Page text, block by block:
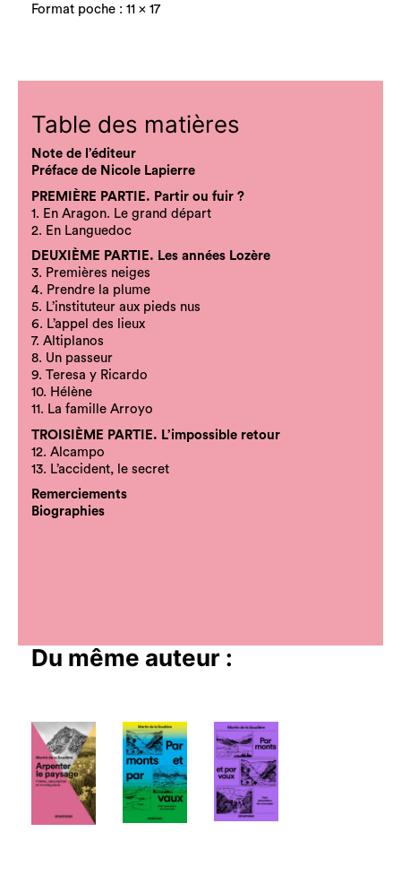
Format poche : 11 x 17
Table des matières
Note de l’éditeur
Préface de Nicole Lapierre
PREMIÈRE PARTIE. Partir ou fuir ?
1. En Aragon. Le grand départ
2. En Languedoc
DEUXIÈME PARTIE. Les années Lozère
3. Premières neiges
4. Prendre la plume
5. L’instituteur aux pieds nus
6. L’appel des lieux
7. Altiplanos
8. Un passeur
9. Teresa y Ricardo
10. Hélène
11. La famille Arroyo
TROISIÈME PARTIE. L’impossible retour
12. Alcampo
13. L’accident, le secret
Remerciements
Biographies
Du même auteur :